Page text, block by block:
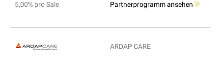
5,00% pro Sale Partnerprogramm ansehen
ARDAP CARE